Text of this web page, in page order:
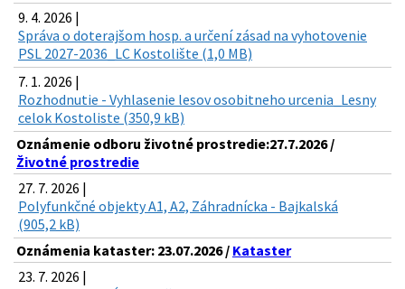
9. 4. 2026 |
Správa o doterajšom hosp. a určení zásad na vyhotovenie
PSL 2027-2036_LC Kostolište (1,0 MB)
7. 1. 2026 |
Rozhodnutie - Vyhlasenie lesov osobitneho urcenia_Lesny
celok Kostoliste (350,9 kB)
Oznámenie odboru životné prostredie:27.7.2026 /
Životné prostredie
27. 7. 2026 |
Polyfunkčné objekty A1, A2, Záhradnícka - Bajkalská
(905,2 kB)
Oznámenia kataster: 23.07.2026 / Kataster
23. 7. 2026 |